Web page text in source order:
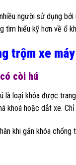
người sử dụng
tìm hiểu kỹ hơn về ổ
trộm xe
còi hú
là loại khóa được
khoá hoặc dắt xe.
khi gắn khóa